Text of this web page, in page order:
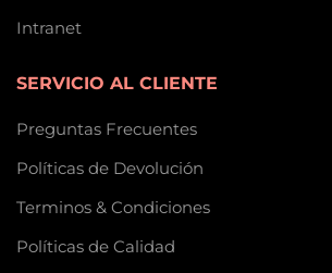
Intranet
SERVICIO AL CLIENTE
Preguntas Frecuentes
Políticas de Devolución
Terminos & Condiciones
Políticas de Calidad